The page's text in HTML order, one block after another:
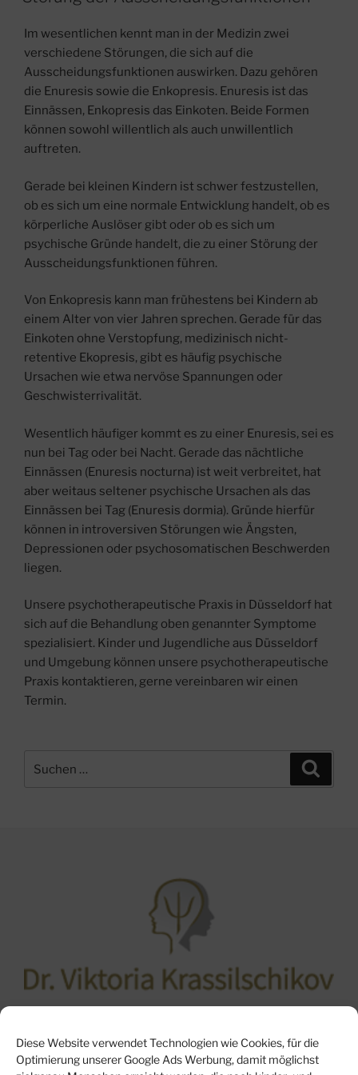
Diese Website verwendet Technologien wie Cookies, für die
Optimierung unserer Google Ads Werbung, damit möglichst
Im wesentlichen kennt man in der Medizin zwei
verschiedene Störungen, die sich auf die
Ausscheidungsfunktionen auswirken. Dazu gehören
die Enuresis sowie die Enkopresis. Enuresis ist das
Einnässen, Enkopresis das Einkoten. Beide Formen
können sowohl willentlich als auch unwillentlich
auftreten.
Gerade bei kleinen Kindern ist schwer festzustellen,
ob es sich um eine normale Entwicklung handelt, ob es
körperliche Auslöser gibt oder ob es sich um
psychische Gründe handelt, die zu einer Störung der
Ausscheidungsfunktionen führen.
Von Enkopresis kann man frühestens bei Kindern ab
einem Alter von vier Jahren sprechen. Gerade für das
Einkoten ohne Verstopfung, medizinisch nicht-
retentive Ekopresis, gibt es häufig psychische
Ursachen wie etwa nervöse Spannungen oder
Geschwisterrivalität.
Wesentlich häufiger kommt es zu einer Enuresis, sei es
nun bei Tag oder bei Nacht. Gerade das nächtliche
Einnässen (Enuresis nocturna) ist weit verbreitet, hat
aber weitaus seltener psychische Ursachen als das
Einnässen bei Tag (Enuresis dormia). Gründe hierfür
können in introversiven Störungen wie Ängsten,
Depressionen oder psychosomatischen Beschwerden
liegen.
Unsere psychotherapeutische Praxis in Düsseldorf hat
sich auf die Behandlung oben genannter Symptome
spezialisiert. Kinder und Jugendliche aus Düsseldorf
und Umgebung können unsere psychotherapeutische
Praxis kontaktieren, gerne vereinbaren wir einen
Termin.
Jugendliche